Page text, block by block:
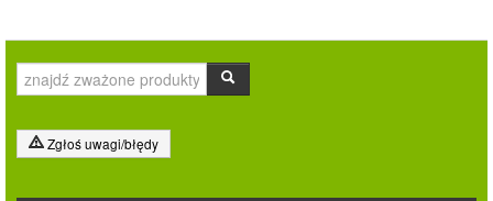
Zgłoś uwagi/błędy